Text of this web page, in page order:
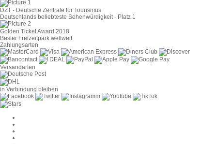
DZT - Deutsche Zentrale für Tourismus
Deutschlands beliebteste Sehenwürdigkeit - Platz 1
Golden Ticket Award 2018
Bester Freizeitpark weltweit
Zahlungsarten
Versandarten
in Verbindung bleiben